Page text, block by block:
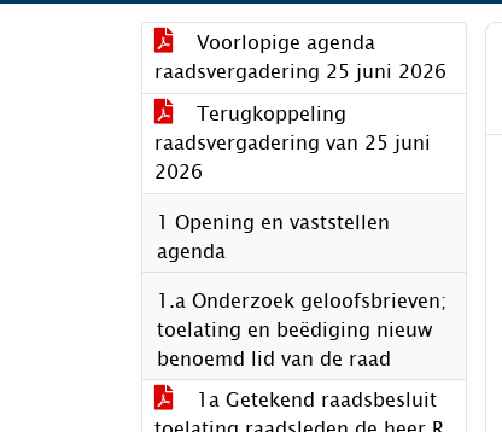
Voorlopige agenda
raadsvergadering 25 juni 2026
Terugkoppeling
raadsvergadering van 25 juni
2026
1 Opening en vaststellen
agenda
1.a Onderzoek geloofsbrieven;
toelating en beëdiging nieuw
benoemd lid van de raad
1a Getekend raadsbesluit